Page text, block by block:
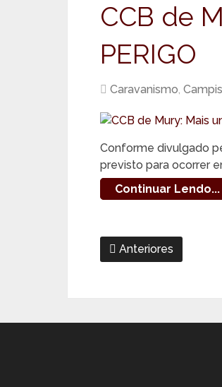
CCB de
PERIGO
Caravanismo,
Conforme divulgado
previsto para ocorrer
Continuar Lendo...
Anteriores